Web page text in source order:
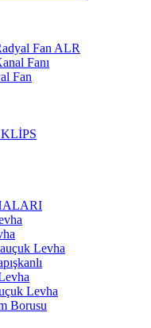
Fan ALR
Fanı
Fan
Levha
Levha
Borusu